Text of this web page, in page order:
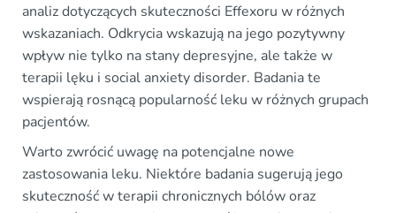
analiz dotyczących skuteczności Effexoru w różnych
wskazaniach. Odkrycia wskazują na jego pozytywny
wpływ nie tylko na stany depresyjne, ale także w
terapii lęku i social anxiety disorder. Badania te
wspierają rosnącą popularność leku w różnych grupach
pacjentów.
Warto zwrócić uwagę na potencjalne nowe
zastosowania leku. Niektóre badania sugerują jego
skuteczność w terapii chronicznych bólów oraz